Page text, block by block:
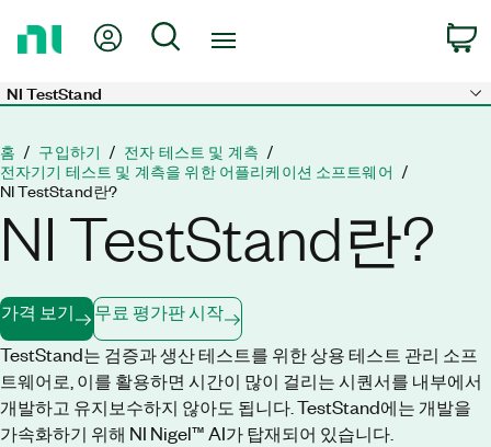
지
돌
아
가
기
내 계정 검색
Skip to main content
NI TestStand
홈 구입하기
전자 테스트 및 계측
전자기기 테스트 및 계측을 위한 어플리케이션 소프트웨어
NI TestStand란?
NI TestStand란?
TestStand는 검증과 생산 테스트를 위한 상용 테스트 관리 소프
트웨어로, 이를 활용하면 시간이 많이 걸리는 시퀀서를 내부에서
개발하고 유지보수​하지 않아도 됩니다. TestStand에는 개발을
가속화하기 위해 NI Nigel™ AI가 탑재되어 있습니다.
가격 보기 무료 평가판 시작